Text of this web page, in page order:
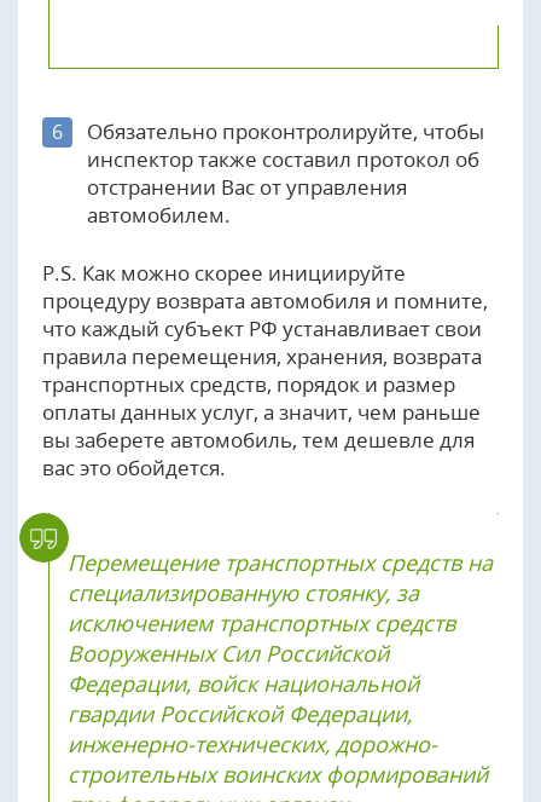
6
Обязательно проконтролируйте, чтобы
инспектор также составил протокол об
отстранении Вас от управления
автомобилем.
P.S. Как можно скорее инициируйте
процедуру возврата автомобиля и помните,
что каждый субъект РФ устанавливает свои
правила перемещения, хранения, возврата
транспортных средств, порядок и размер
оплаты данных услуг, а значит, чем раньше
вы заберете автомобиль, тем дешевле для
вас это обойдется.
Перемещение транспортных средств на
специализированную стоянку, за
исключением транспортных средств
Вооруженных Сил Российской
Федерации, войск национальной
гвардии Российской Федерации,
инженерно-технических, дорожно-
строительных воинских формирований